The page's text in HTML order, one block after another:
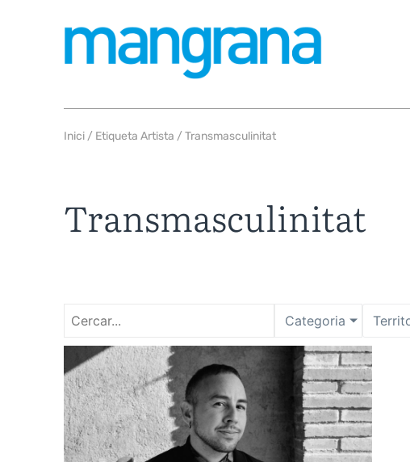
Inici / Etiqueta Artista / Transmasculinitat
Transmasculinitat
Categoria